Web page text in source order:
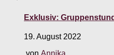
Exklusiv:
19. August 2022